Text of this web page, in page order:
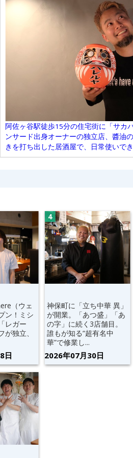
阿佐ヶ谷駅徒歩15分の住宅街に「サカ
ンサード出身オーナーの独立店、醬油
きを打ち出した居酒屋で、日常使いで
（ウェ
ン！ミシ
レガー
が独立、
日
神保町に「立ち中華 異」
が開業。「あつ盛」「あ
の字」に続く3店舗目。
誰もが知る“超有名中
華”で修業し...
2026年07月30日